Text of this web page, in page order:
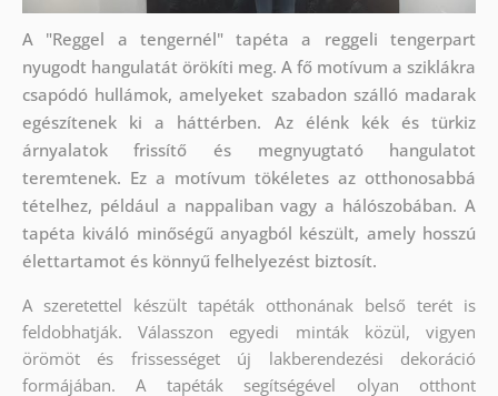
A "Reggel a tengernél" tapéta a reggeli tengerpart
nyugodt hangulatát örökíti meg. A fő motívum a sziklákra
csapódó hullámok, amelyeket szabadon szálló madarak
egészítenek ki a háttérben. Az élénk kék és türkiz
árnyalatok frissítő és megnyugtató hangulatot
teremtenek. Ez a motívum tökéletes az otthonosabbá
tételhez, például a nappaliban vagy a hálószobában. A
tapéta kiváló minőségű anyagból készült, amely hosszú
élettartamot és könnyű felhelyezést biztosít.
A szeretettel készült tapéták otthonának belső terét is
feldobhatják. Válasszon egyedi minták közül, vigyen
örömöt és frissességet új lakberendezési dekoráció
formájában. A tapéták segítségével olyan otthont